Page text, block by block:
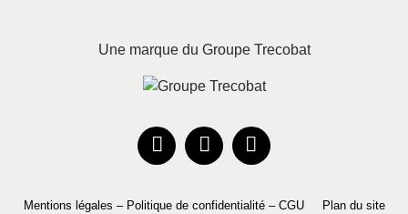
Occitanie
Parrainez un proche!
Une marque du Groupe Trecobat
Mentions légales – Politique de confidentialité – CGU Plan du site